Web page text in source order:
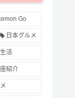
Go
日本グルメ
活
紹介